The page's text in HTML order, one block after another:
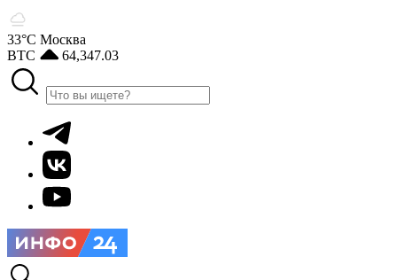
33°С Москва
BTC
64,347.03